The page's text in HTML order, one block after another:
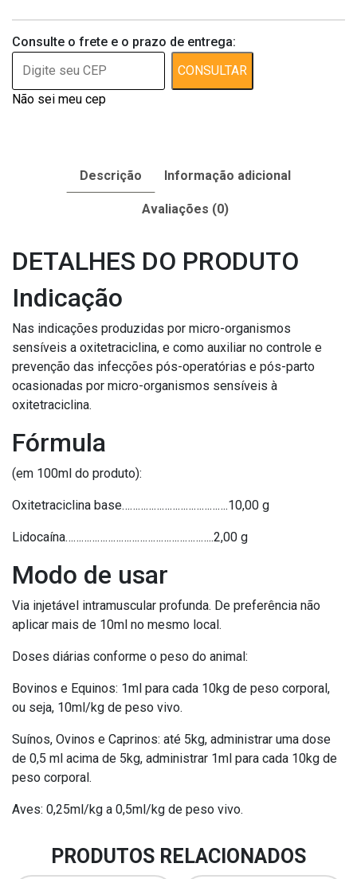
Consulte o frete e o prazo de entrega:
CONSULTAR
Não sei meu cep
Descrição Informação adicional
Avaliações (0)
DETALHES DO PRODUTO
Indicação
Nas indicações produzidas por micro-organismos
sensíveis a oxitetraciclina, e como auxiliar no controle e
prevenção das infecções pós-operatórias e pós-parto
ocasionadas por micro-organismos sensíveis à
oxitetraciclina.
Fórmula
(em 100ml do produto):
Oxitetraciclina base………………………………….10,00 g
Lidocaína………………………………………………..2,00 g
Modo de usar
Via injetável intramuscular profunda. De preferência não
aplicar mais de 10ml no mesmo local.
Doses diárias conforme o peso do animal:
Bovinos e Equinos: 1ml para cada 10kg de peso corporal,
ou seja, 10ml/kg de peso vivo.
Suínos, Ovinos e Caprinos: até 5kg, administrar uma dose
de 0,5 ml acima de 5kg, administrar 1ml para cada 10kg de
peso corporal.
Aves: 0,25ml/kg a 0,5ml/kg de peso vivo.
PRODUTOS RELACIONADOS